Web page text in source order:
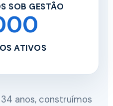
SOB GESTÃO
ATIVOS
anos, construímos